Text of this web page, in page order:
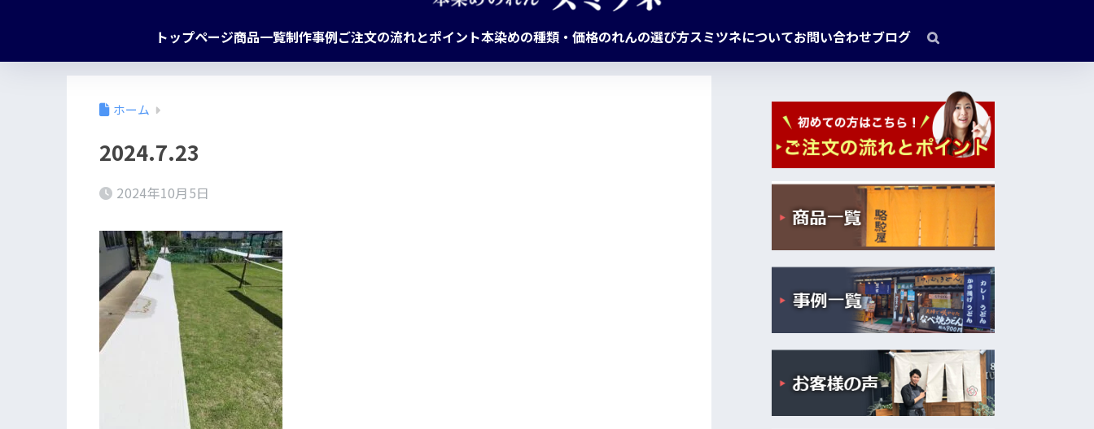
トップページ商品一覧制作事例ご注文の流れとポイント本染めの種類・価格のれんの選び方スミツネについてお問い合わせブログ
ホーム
2024.7.23
2024年10月5日